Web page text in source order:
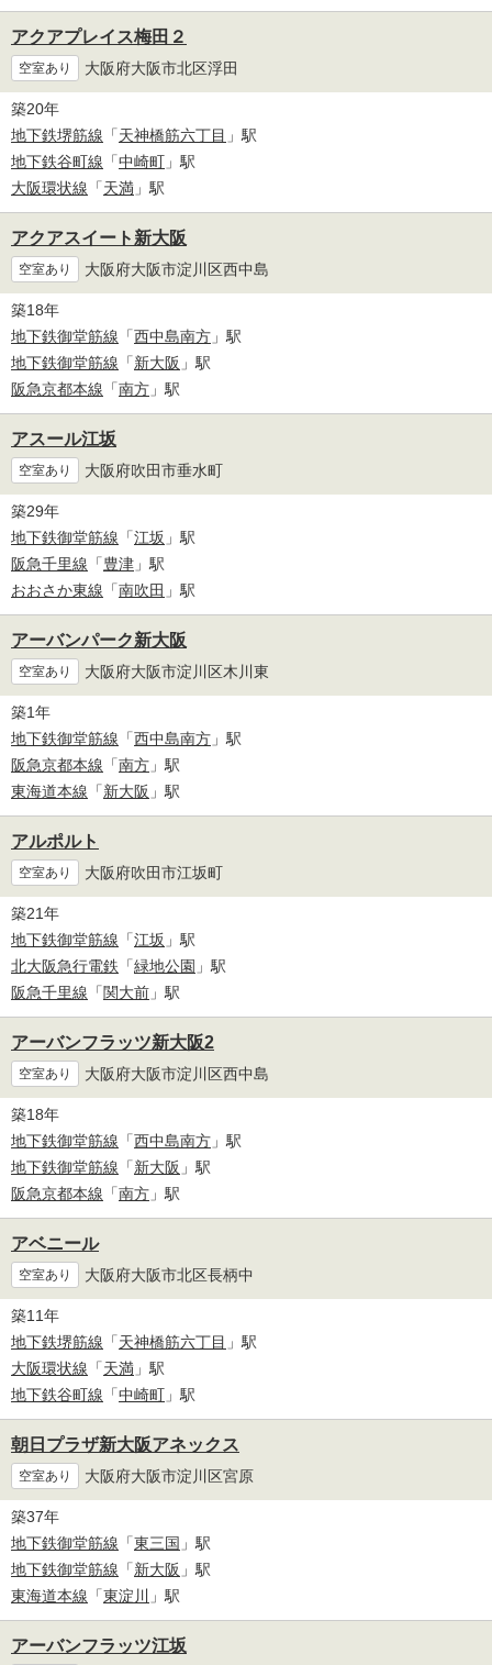
アクアプレイス梅田２
空室あり 大阪府大阪市北区浮田
築20年
地下鉄堺筋線 「天神橋筋六丁目 」駅
地下鉄谷町線 「中崎町 」駅
大阪環状線 「天満 」駅
アクアスイート新大阪
空室あり 大阪府大阪市淀川区西中島
築18年
地下鉄御堂筋線 「西中島南方 」駅
地下鉄御堂筋線 「新大阪 」駅
阪急京都本線 「南方 」駅
アスール江坂
空室あり 大阪府吹田市垂水町
築29年
地下鉄御堂筋線 「江坂 」駅
阪急千里線 「豊津 」駅
おおさか東線 「南吹田 」駅
アーバンパーク新大阪
空室あり 大阪府大阪市淀川区木川東
築1年
地下鉄御堂筋線 「西中島南方 」駅
阪急京都本線 「南方 」駅
東海道本線 「新大阪 」駅
アルポルト
空室あり 大阪府吹田市江坂町
築21年
地下鉄御堂筋線 「江坂 」駅
北大阪急行電鉄 「緑地公園 」駅
阪急千里線 「関大前 」駅
アーバンフラッツ新大阪2
空室あり 大阪府大阪市淀川区西中島
築18年
地下鉄御堂筋線 「西中島南方 」駅
地下鉄御堂筋線 「新大阪 」駅
阪急京都本線 「南方 」駅
アベニール
空室あり 大阪府大阪市北区長柄中
築11年
地下鉄堺筋線 「天神橋筋六丁目 」駅
大阪環状線 「天満 」駅
地下鉄谷町線 「中崎町 」駅
朝日プラザ新大阪アネックス
空室あり 大阪府大阪市淀川区宮原
築37年
地下鉄御堂筋線 「東三国 」駅
地下鉄御堂筋線 「新大阪 」駅
東海道本線 「東淀川 」駅
アーバンフラッツ江坂